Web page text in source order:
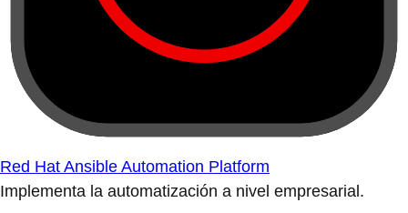
Red Hat Ansible Automation Platform
Implementa la automatización a nivel empresarial.